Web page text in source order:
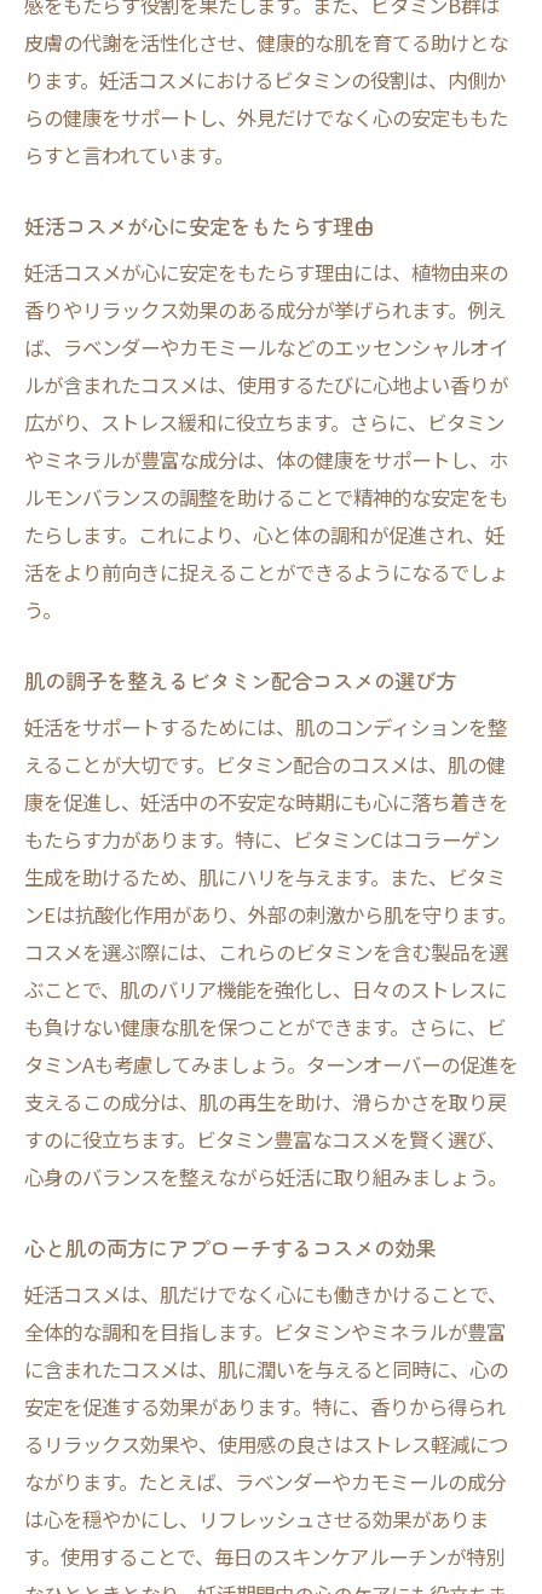
皮膚の代謝を活性化させ、健康的な肌を育てる助けとな
ります。妊活コスメにおけるビタミンの役割は、内側か
らの健康をサポートし、外見だけでなく心の安定ももた
らすと言われています。
妊活コスメが心に安定をもたらす理由
妊活コスメが心に安定をもたらす理由には、植物由来の
香りやリラックス効果のある成分が挙げられます。例え
ば、ラベンダーやカモミールなどのエッセンシャルオイ
ルが含まれたコスメは、使用するたびに心地よい香りが
広がり、ストレス緩和に役立ちます。さらに、ビタミン
やミネラルが豊富な成分は、体の健康をサポートし、ホ
ルモンバランスの調整を助けることで精神的な安定をも
たらします。これにより、心と体の調和が促進され、妊
活をより前向きに捉えることができるようになるでしょ
う。
肌の調子を整えるビタミン配合コスメの選び方
妊活をサポートするためには、肌のコンディションを整
えることが大切です。ビタミン配合のコスメは、肌の健
康を促進し、妊活中の不安定な時期にも心に落ち着きを
もたらす力があります。特に、ビタミンCはコラーゲン
生成を助けるため、肌にハリを与えます。また、ビタミ
ンEは抗酸化作用があり、外部の刺激から肌を守ります。
コスメを選ぶ際には、これらのビタミンを含む製品を選
ぶことで、肌のバリア機能を強化し、日々のストレスに
も負けない健康な肌を保つことができます。さらに、ビ
タミンAも考慮してみましょう。ターンオーバーの促進を
支えるこの成分は、肌の再生を助け、滑らかさを取り戻
すのに役立ちます。ビタミン豊富なコスメを賢く選び、
心身のバランスを整えながら妊活に取り組みましょう。
心と肌の両方にアプローチするコスメの効果
妊活コスメは、肌だけでなく心にも働きかけることで、
全体的な調和を目指します。ビタミンやミネラルが豊富
に含まれたコスメは、肌に潤いを与えると同時に、心の
安定を促進する効果があります。特に、香りから得られ
るリラックス効果や、使用感の良さはストレス軽減につ
ながります。たとえば、ラベンダーやカモミールの成分
は心を穏やかにし、リフレッシュさせる効果がありま
す。使用することで、毎日のスキンケアルーチンが特別